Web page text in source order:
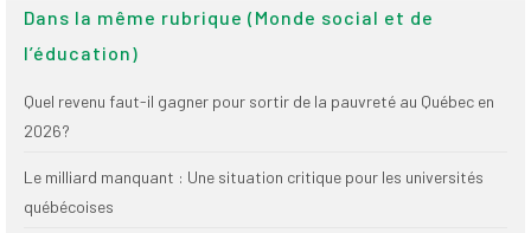
d’écran – Place à
(FNEEQ)
Dans la même rubrique (Monde social et de
l’éducation)
Quel revenu faut-il gagner pour sortir de la pauvreté au Québec en
2026?
Le milliard manquant : Une situation critique pour les universités
québécoises